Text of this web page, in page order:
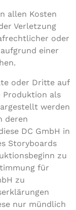
allen Kosten
Verletzung
oder
einer
oder Dritte auf
Produktion als
werden
deren
DC GmbH in
Storyboards
zu
für
zu
nur mündlich